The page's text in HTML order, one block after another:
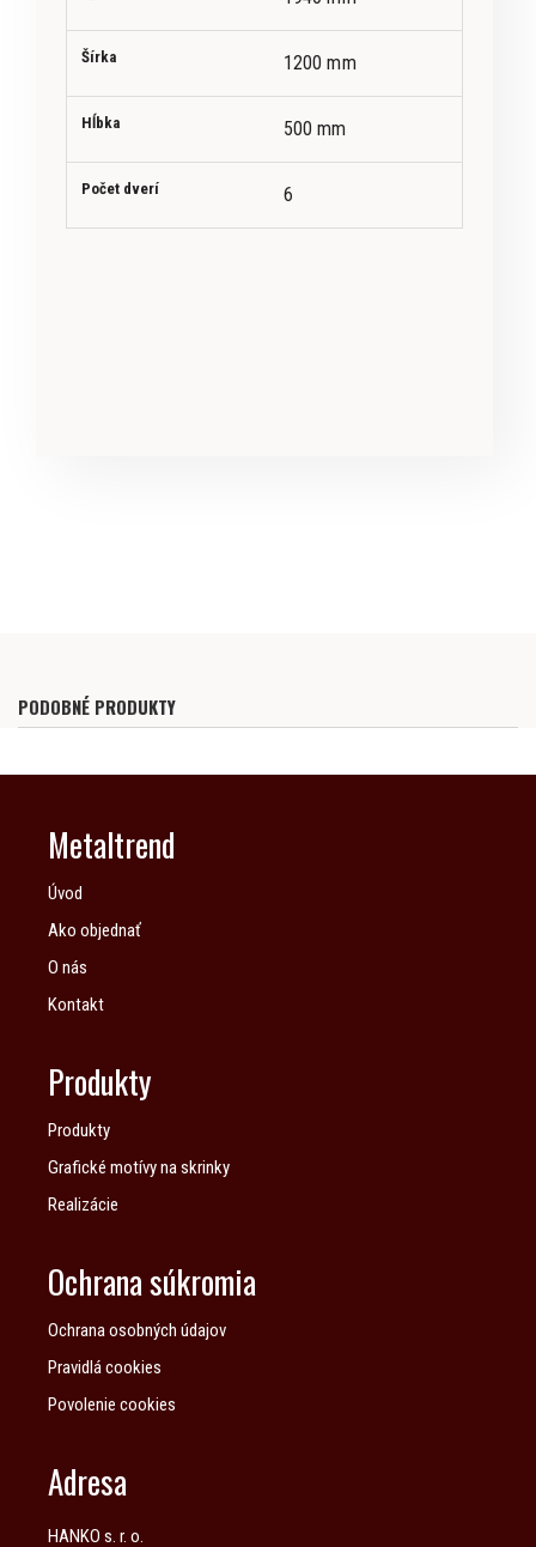
Šírka 1200 mm
Hĺbka 500 mm
Počet dverí 6
PODOBNÉ PRODUKTY
Metaltrend
Úvod
Ako objednať
O nás
Kontakt
Produkty
Produkty
Grafické motívy na skrinky
Realizácie
Ochrana súkromia
Ochrana osobných údajov
Pravidlá cookies
Povolenie cookies
Adresa
HANKO s. r. o.